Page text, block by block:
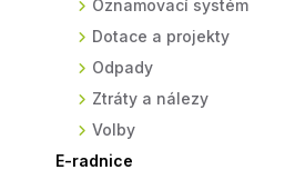
Oznamovací systém
Dotace a projekty
Odpady
Ztráty a nálezy
Volby
E-radnice